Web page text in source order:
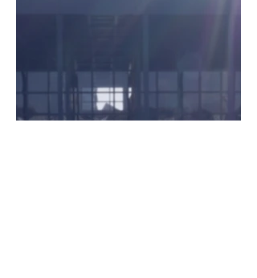
exponentielle.